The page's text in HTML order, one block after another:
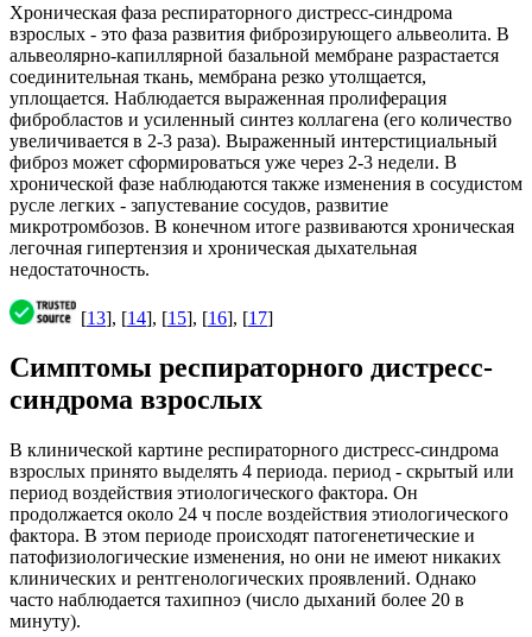
Хроническая фаза респираторного дистресс-синдрома
взрослых - это фаза развития фиброзирующего альвеолита. В
альвеолярно-капиллярной базальной мембране разрастается
соединительная ткань, мембрана резко утолщается,
уплощается. Наблюдается выраженная пролиферация
фибробластов и усиленный синтез коллагена (его количество
увеличивается в 2-3 раза). Выраженный интерстициальный
фиброз может сформироваться уже через 2-3 недели. В
хронической фазе наблюдаются также изменения в сосудистом
русле легких - запустевание сосудов, развитие
микротромбозов. В конечном итоге развиваются хроническая
легочная гипертензия и хроническая дыхательная
недостаточность.
[13], [14], [15], [16], [17]
Симптомы респираторного дистресс-
синдрома взрослых
В клинической картине респираторного дистресс-синдрома
взрослых принято выделять 4 периода. период - скрытый или
период воздействия этиологического фактора. Он
продолжается около 24 ч после воздействия этиологического
фактора. В этом периоде происходят патогенетические и
патофизиологические изменения, но они не имеют никаких
клинических и рентгенологических проявлений. Однако
часто наблюдается тахипноэ (число дыханий более 20 в
минуту).